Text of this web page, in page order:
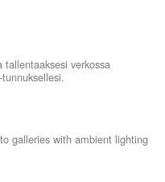
verkossa
galleries with ambient lighting